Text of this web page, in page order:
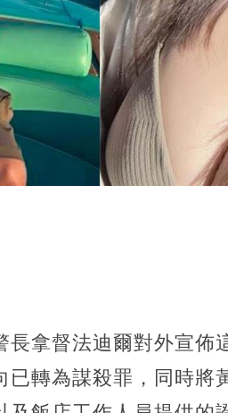
拿督法迪爾對外宣佈
轉為謀殺罪，同時將